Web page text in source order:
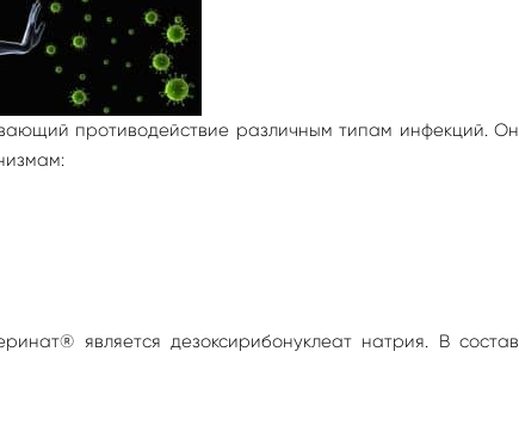
противодействие различным типам инфекций. Он
является дезоксирибонуклеат натрия. В состав